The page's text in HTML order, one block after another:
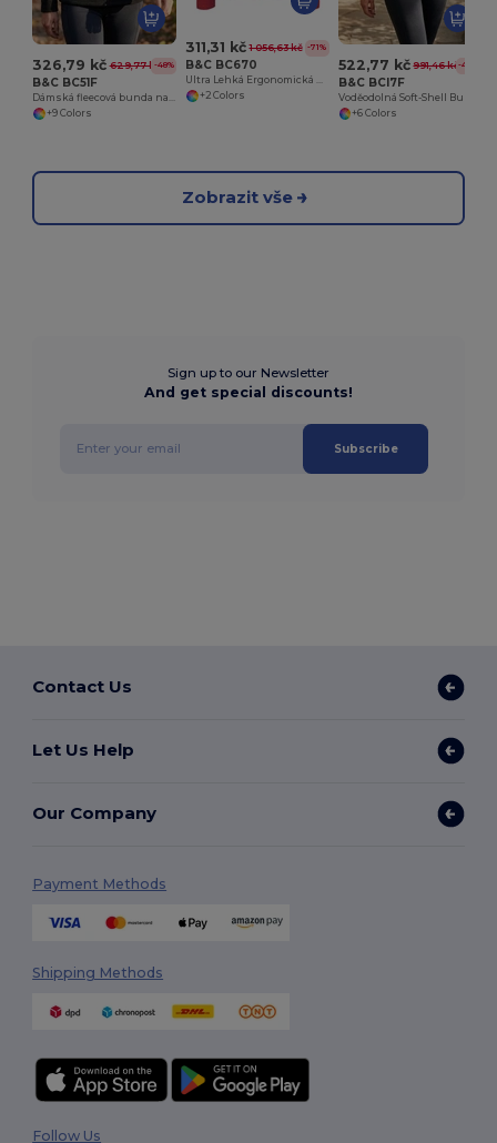
326,79 kč 629,77 kč-48%
B&C BC51F
+9 Colors
311,31 kč 1 056,63 kč -71%
B&C BC670
+2 Colors
522,77 kč 991,46 kč-47%
B&C BCI7F
+6 Colors
Zobrazit vše
Sign up to our Newsletter
And get special discounts!
Subscribe
Contact Us
Let Us Help
Our Company
Payment Methods
Shipping Methods
Follow Us